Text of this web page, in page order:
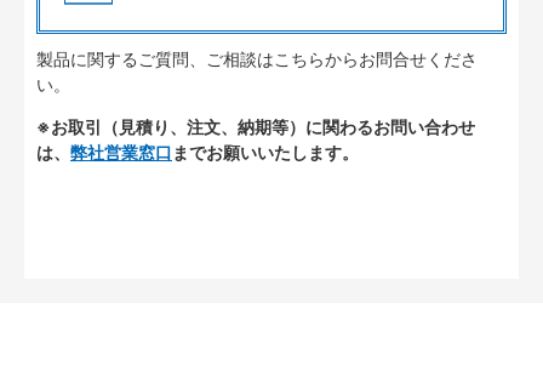
製品に関するご質問、ご相談はこちらからお問合せくださ
い。
※お取引（見積り、注文、納期等）に関わるお問い合わせ
は、 弊社営業窓口 までお願いいたします。